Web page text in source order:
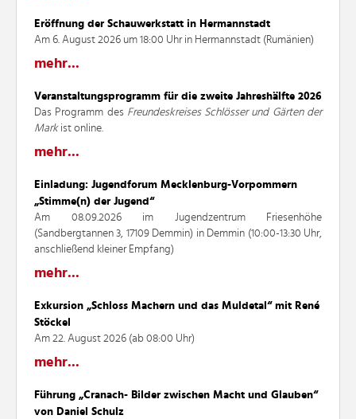
Eröffnung der Schauwerkstatt in Hermannstadt
Am 6. August 2026 um 18:00 Uhr in Hermannstadt (Rumänien)
mehr...
Veranstaltungsprogramm für die zweite Jahreshälfte 2026
Das Programm des Freundeskreises Schlösser und Gärten der
Markist online.
mehr...
Einladung: Jugendforum Mecklenburg-Vorpommern
„Stimme(n) der Jugend“
Am 08.09.2026 im Jugendzentrum Friesenhöhe
(Sandbergtannen 3, 17109 Demmin) in Demmin (10:00-13:30 Uhr,
anschließend kleiner Empfang)
mehr...
Exkursion „Schloss Machern und das Muldetal“ mit René
Stöckel
Am 22. August 2026 (ab 08:00 Uhr)
mehr...
Führung „Cranach- Bilder zwischen Macht und Glauben“
von Daniel Schulz